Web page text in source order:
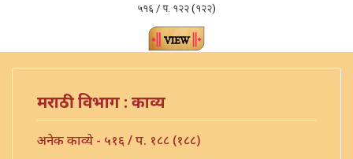
५१६ / प. १२२ (१२२)
मराठी विभाग : काव्य
अनेक काव्ये - ५१६ / प. १८८ (१८८)